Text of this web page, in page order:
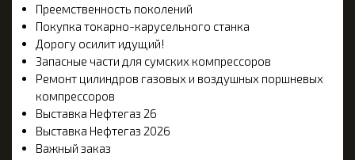
Преемственность поколений
Покупка токарно-карусельного станка
Дорогу осилит идущий!
Запасные части для сумских компрессоров
Ремонт цилиндров газовых и воздушных поршневых
компрессоров
Выставка Нефтегаз 26
Выставка Нефтегаз 2026
Важный заказ